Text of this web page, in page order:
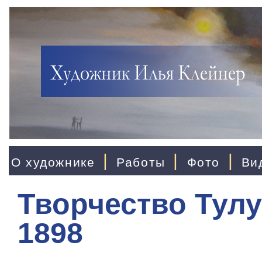
О художнике | Работы | Фото |
Творчество
1898